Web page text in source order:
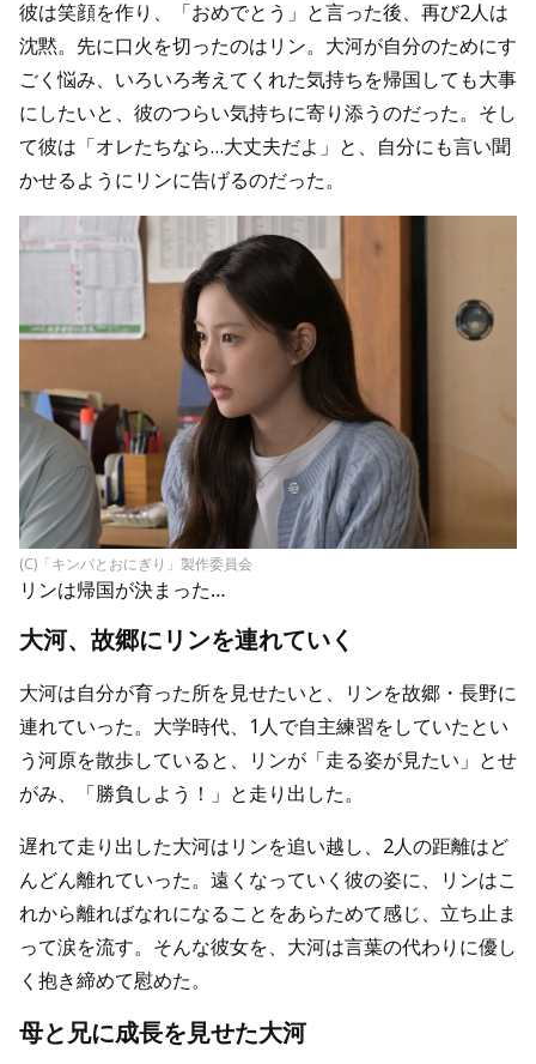
彼は笑顔を作り、「おめでとう」と言った後、再び2人は
沈黙。先に口火を切ったのはリン。大河が自分のためにす
ごく悩み、いろいろ考えてくれた気持ちを帰国しても大事
にしたいと、彼のつらい気持ちに寄り添うのだった。そし
て彼は「オレたちなら…大丈夫だよ」と、自分にも言い聞
かせるようにリンに告げるのだった。
(C)「キンパとおにぎり」製作委員会
リンは帰国が決まった…
大河、故郷にリンを連れていく
大河は自分が育った所を見せたいと、リンを故郷・長野に
連れていった。大学時代、1人で自主練習をしていたとい
う河原を散歩していると、リンが「走る姿が見たい」とせ
がみ、「勝負しよう！」と走り出した。
遅れて走り出した大河はリンを追い越し、2人の距離はど
んどん離れていった。遠くなっていく彼の姿に、リンはこ
れから離ればなれになることをあらためて感じ、立ち止ま
って涙を流す。そんな彼女を、大河は言葉の代わりに優し
く抱き締めて慰めた。
母と兄に成長を見せた大河